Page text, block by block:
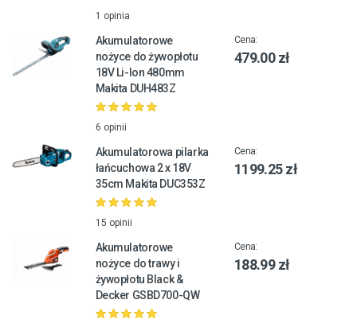
1 opinia
Akumulatorowe
nożyce do żywopłotu
18V Li-Ion 480mm
Makita DUH483Z
6 opinii
Cena:
479.00 zł
Akumulatorowa pilarka
łańcuchowa 2 x 18V
35cm Makita DUC353Z
15 opinii
Cena:
1199.25 zł
Akumulatorowe
nożyce do trawy i
żywopłotu Black &
Decker GSBD700-QW
Cena:
188.99 zł